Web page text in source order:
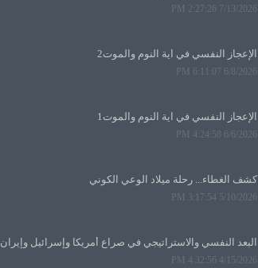
7/13/2026 2:27:26 PM
الإعجاز النفسي في آية النوم والموت2
6/8/2026 6:11:07 PM
الإعجاز النفسي في آية النوم والموت1
6/6/2026 4:24:58 PM
كشف الغطاء... رحلة ميلاد الوعي الكوني
5/10/2026 3:17:54 PM
البعد النفسي والاستراتيجي في صراع أمريكا وإسرائيل وإيران
4/15/2026 4:32:56 PM